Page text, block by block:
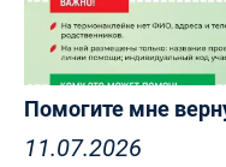
Помогите мне
11.07.2026